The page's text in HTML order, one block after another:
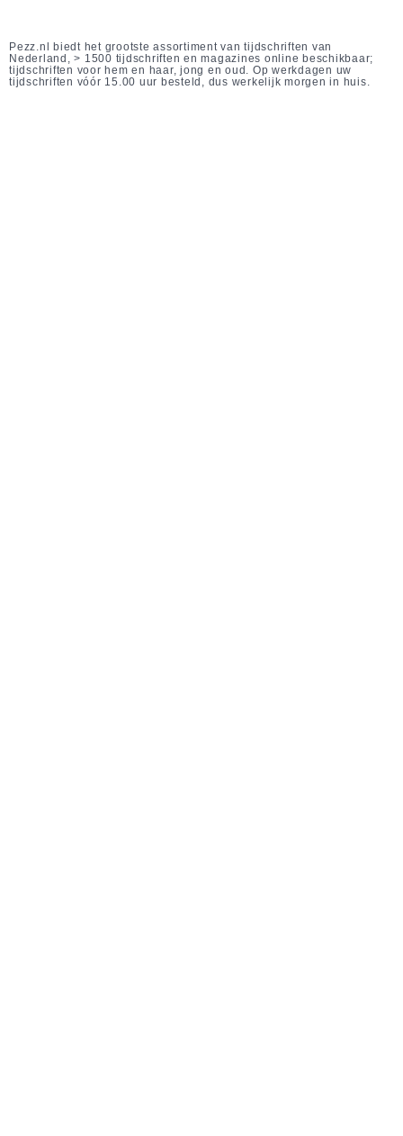
Pezz.nl biedt het grootste assortiment van tijdschriften van
Nederland, > 1500 tijdschriften en magazines online beschikbaar;
tijdschriften voor hem en haar, jong en oud. Op werkdagen uw
tijdschriften vóór 15.00 uur besteld, dus werkelijk morgen in huis.